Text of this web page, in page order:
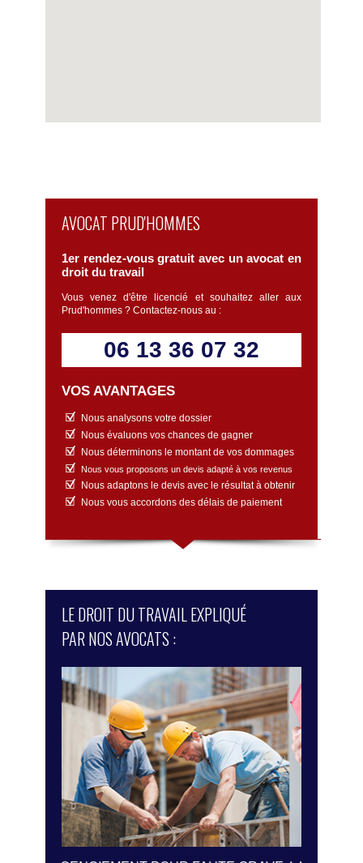
AVOCAT PRUD'HOMMES
1er rendez-vous gratuit avec un avocat en
droit du travail
Vous venez d'être licencié et souhaitez aller aux
Prud'hommes ? Contactez-nous au :
06 13 36 07 32
VOS AVANTAGES
Nous analysons votre dossier
Nous évaluons vos chances de gagner
Nous déterminons le montant de vos dommages
Nous vous proposons un devis adapté à vos revenus
Nous adaptons le devis avec le résultat à obtenir
Nous vous accordons des délais de paiement
LE DROIT DU TRAVAIL EXPLIQUÉ
PAR NOS AVOCATS :